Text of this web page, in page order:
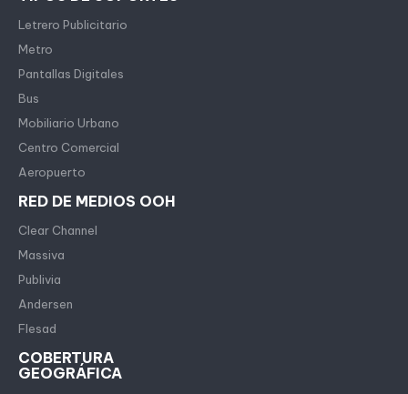
Letrero Publicitario
Metro
Pantallas Digitales
Bus
Mobiliario Urbano
Centro Comercial
Aeropuerto
RED DE MEDIOS OOH
Clear Channel
Massiva
Publivia
Andersen
Flesad
COBERTURA
GEOGRÁFICA